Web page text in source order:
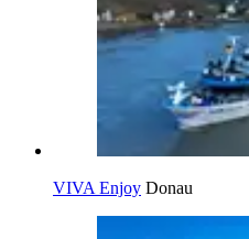
VIVA Enjoy Donau